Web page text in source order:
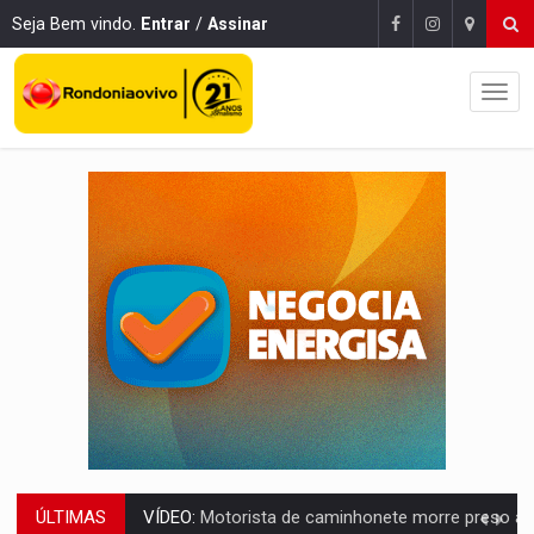
Seja Bem vindo. Entrar / Assinar
ÚLTIMAS LAZER:Seis lugares gratuitos para aproveitar o fim de semana